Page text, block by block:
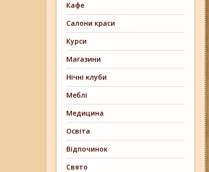
Кафе
Салони краси
Курси
Магазини
Нічні клуби
Меблі
Медицина
Освіта
Відпочинок
Свято